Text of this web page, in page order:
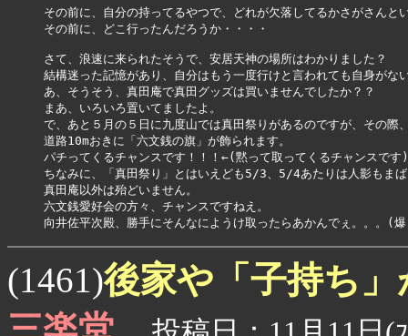
その前に、自分の持ってるやつで、どれが欠落してるかさがさんと
その前に、どこ行ったんだろうか・・・・
さて、浪速に来られたそうで、安居天神の場所はわかりました？
結構迷った記憶があり、自分はもう一度行けと言われても自身が
あ、そうそう、真田庵で真田グッズは買いませんでしたか？？
まあ、いろいろ置いてましたよ。
で、あと５月の５日に九度山では真田祭りがあるのですが、その際
道路10mおきに「六文銭の旗」が飾られます。
パチってくるチャンスです！！！←(黙って取ってくるチャンスです)
ちなみに、「真田祭り」とはいえども5/3、5/4あたりは人影もま
真田庵以外は殆どいません。
六文銭愛好会の方々、チャンスですねえ。
向井佐平次殿、勝手にそんなにようけ取ったらあかんでぇ。。。(
(1461)後家や「子持ち